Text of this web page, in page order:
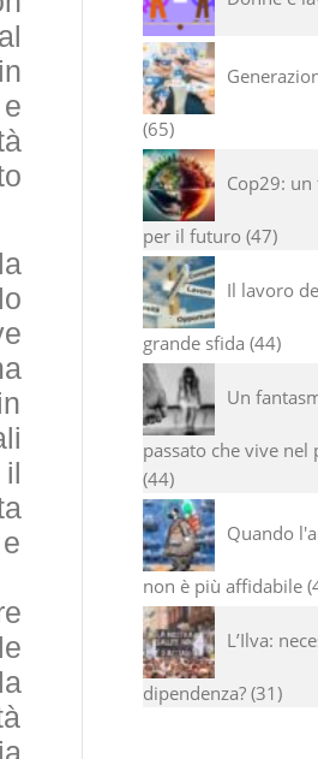
65
Cop29:
per il futuro 47
Il lavoro
grande sfida 44
Un
passato che vive nel
44
Quando
non è più affidabile
L’Ilva:
dipendenza? 31